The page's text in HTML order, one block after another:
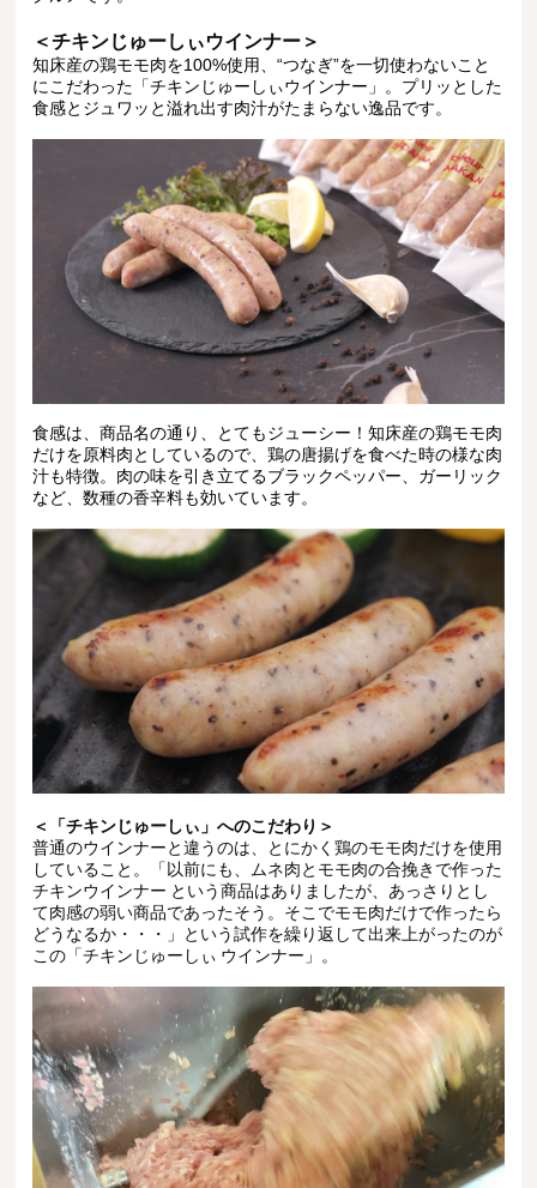
＜チキンじゅーしぃウインナー＞
知床産の鶏モモ肉を100%使用、“つなぎ”を一切使わないこと
にこだわった 「チキンじゅーしぃウインナー」。 プリッとした
食感とジュワッと溢れ出す肉汁がたまらない逸品です。
食感は、商品名の通り、とてもジューシー！知床産の鶏モモ肉
だけを原料肉としているので、鶏の唐揚げを食べた時の様な肉
汁も特徴。肉の味を引き立てるブラックペッパー、ガーリック
など、数種の香辛料も効いています。
＜「チキンじゅーしぃ」へのこだわり＞
普通のウインナーと違うのは、とにかく鶏のモモ肉だけを使用
していること。「以前にも、ムネ肉とモモ肉の合挽きで作った
チキンウインナー という商品はありましたが、あっさりとし
て肉感の弱い商品であったそう。そこでモモ肉だけで作ったら
どうなるか・・・」という試作を繰り返して出来上がったのが
この「チキンじゅーしぃ ウインナー」。